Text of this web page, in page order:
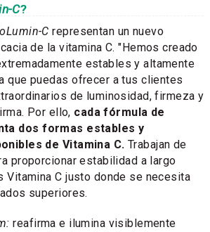
C?
C representan un nuevo
de la vitamina C. "Hemos creado
estables y altamente
que puedas ofrecer a tus clientes
de luminosidad, firmeza y
Por ello, cada fórmula de
dos formas estables y
de Vitamina C. Trabajan de
proporcionar estabilidad a largo
Vitamina C justo donde se necesita
superiores.
reafirma e ilumina visiblemente